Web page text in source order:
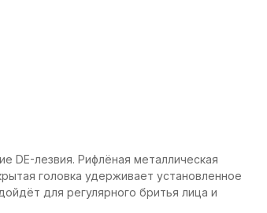
DE-лезвия. Рифлёная металлическая
головка удерживает установленное
для регулярного бритья лица и